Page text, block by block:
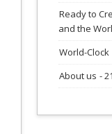
Ready to
and the
World-Clock
About us -